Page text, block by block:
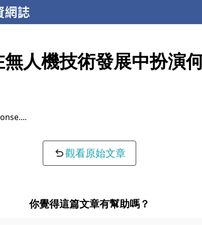
人機技術發展中扮演
觀看原始文章
你覺得這篇文章有幫助嗎？